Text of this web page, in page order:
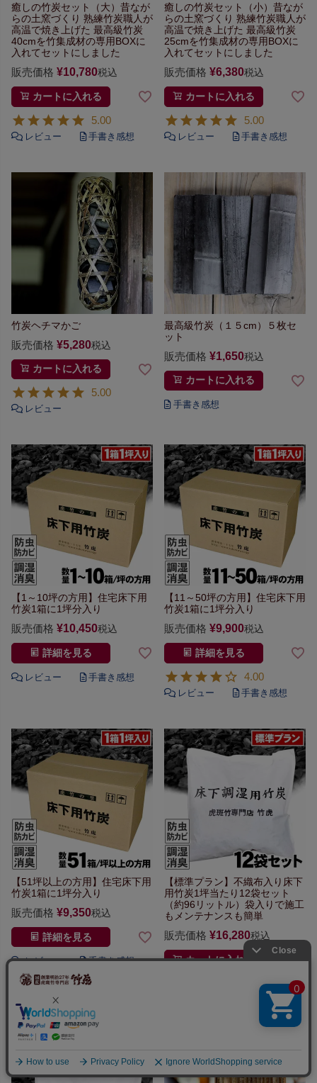
癒しの竹炭セット（大） 昔なが
らの土窯づくり 熟練竹炭職人が
高温で焼き上げた 最高級竹炭
40cmを竹集成材の専用BOXに
入れてセットにしました
販売価格 ¥10,780税込
カートに入れる
5.00
癒しの竹炭セット（小） 昔なが
らの土窯づくり 熟練竹炭職人が
高温で焼き上げた 最高級竹炭
25cmを竹集成材の専用BOXに
入れてセットにしました
販売価格 ¥6,380税込
カートに入れる
5.00
竹炭ヘチマかご
販売価格 ¥5,280税込
カートに入れる
5.00
最高級竹炭（１５cm）５枚セ
ット
販売価格 ¥1,650税込
カートに入れる
【1～10坪の方用】 住宅床下用
竹炭1箱に1坪分入り
販売価格 ¥10,450税込
詳細を見る
【11～50坪の方用】 住宅床下用
竹炭1箱に1坪分入り
販売価格 ¥9,900税込
詳細を見る
4.00
【51坪以上の方用】 住宅床下用
竹炭1箱に1坪分入り
販売価格 ¥9,350税込
詳細を見る
【標準プラン】不織布入り床下
用竹炭1坪当たり12袋セット
（約96リットル） 袋入りで施工
もメンテナンスも簡単
販売価格 ¥16,280税込
カートに入れる
4.00